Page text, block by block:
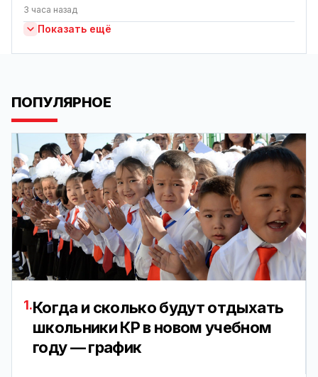
3 часа назад
Показать ещё
ПОПУЛЯРНОЕ
1.Когда и сколько будут отдыхать
школьники КР в новом учебном
году — график